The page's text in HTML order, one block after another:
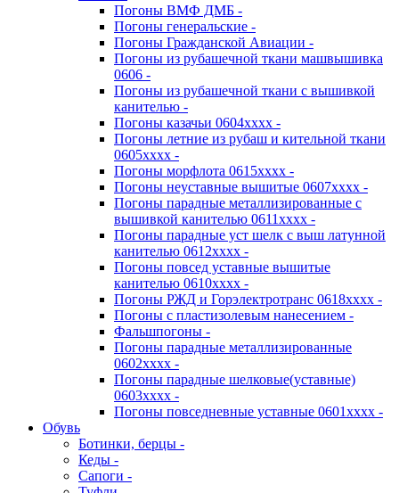
Погоны ВМФ ДМБ -
Погоны генеральские -
Погоны Гражданской Авиации -
Погоны из рубашечной ткани машвышивка
0606 -
Погоны из рубашечной ткани с вышивкой
канителью -
Погоны казачьи 0604хххх -
Погоны летние из рубаш и кительной ткани
0605хххх -
Погоны морфлота 0615хххх -
Погоны неуставные вышитые 0607хххх -
Погоны парадные металлизированные с
вышивкой канителью 0611хххх -
Погоны парадные уст шелк с выш латунной
канителью 0612хххх -
Погоны повсед уставные вышитые
канителью 0610хххх -
Погоны РЖД и Горэлектротранс 0618хххх -
Погоны с пластизолевым нанесением -
Фальшпогоны -
Погоны парадные металлизированные
0602хххх -
Погоны парадные шелковые(уставные)
0603хххх -
Погоны повседневные уставные 0601хххх -
Обувь
Ботинки, берцы -
Кеды -
Сапоги -